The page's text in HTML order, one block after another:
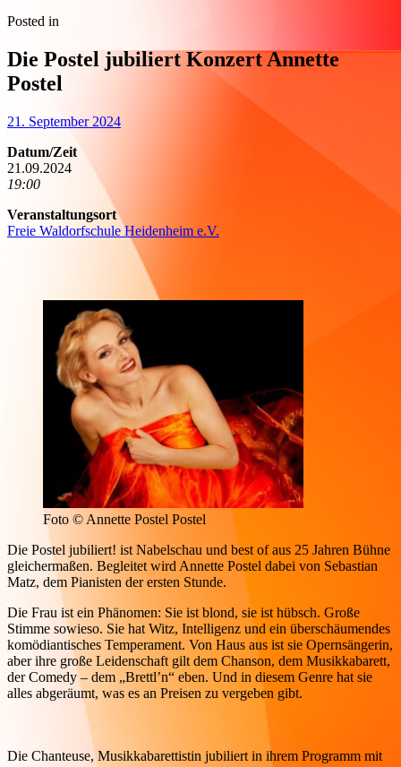
Posted in
Die Postel jubiliert Konzert Annette
Postel
21. September 2024
Datum/Zeit
21.09.2024
19:00
Veranstaltungsort
Freie Waldorfschule Heidenheim e.V.
Foto © Annette Postel Postel
Die Postel jubiliert! ist Nabelschau und best of aus 25 Jahren Bühne
gleichermaßen. Begleitet wird Annette Postel dabei von Sebastian
Matz, dem Pianisten der ersten Stunde.
Die Frau ist ein Phänomen: Sie ist blond, sie ist hübsch. Große
Stimme sowieso. Sie hat Witz, Intelligenz und ein überschäumendes
komödiantisches Temperament. Von Haus aus ist sie Opernsängerin,
aber ihre große Leidenschaft gilt dem Chanson, dem Musikkabarett,
der Comedy – dem „Brettl’n“ eben. Und in diesem Genre hat sie
alles abgeräumt, was es an Preisen zu vergeben gibt.
Die Chanteuse, Musikkabarettistin jubiliert in ihrem Programm mit